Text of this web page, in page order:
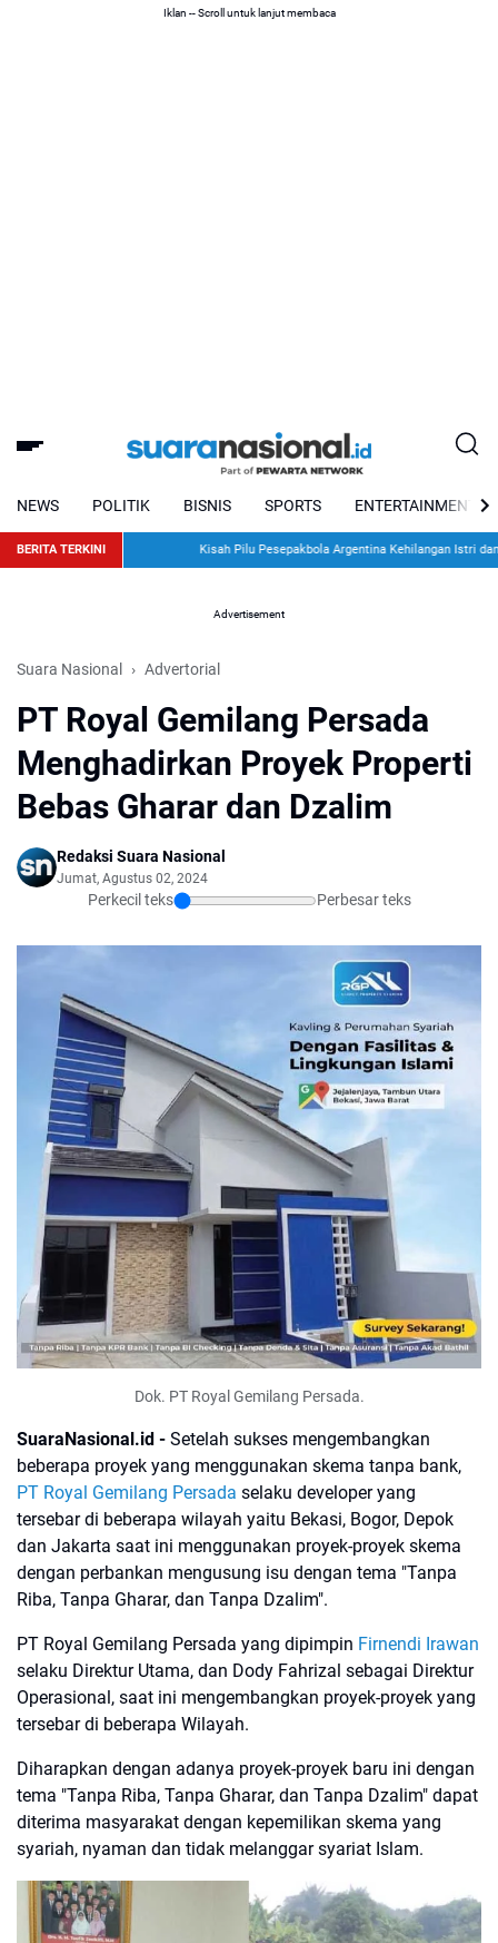
Iklan -- Scroll untuk lanjut membaca
NEWS POLITIK BISNIS SPORTS ENTERTAINMENT
BERITA TERKINI Kisah Pilu Pesepakbola Argentina Kehilangan Istri dan Dua
Advertisement
Suara Nasional Advertorial
PT Royal Gemilang Persada
Menghadirkan Proyek Properti
Bebas Gharar dan Dzalim
Redaksi Suara Nasional
Jumat, Agustus 02, 2024
Perkecil teks Perbesar teks
Dok. PT Royal Gemilang Persada.
SuaraNasional.id - Setelah sukses mengembangkan
beberapa proyek yang menggunakan skema tanpa bank,
PT Royal Gemilang Persada selaku developer yang
tersebar di beberapa wilayah yaitu Bekasi, Bogor, Depok
dan Jakarta saat ini menggunakan proyek-proyek skema
dengan perbankan mengusung isu dengan tema "Tanpa
Riba, Tanpa Gharar, dan Tanpa Dzalim".
PT Royal Gemilang Persada yang dipimpin Firnendi Irawan
selaku Direktur Utama, dan Dody Fahrizal sebagai Direktur
Operasional, saat ini mengembangkan proyek-proyek yang
tersebar di beberapa Wilayah.
Diharapkan dengan adanya proyek-proyek baru ini dengan
tema "Tanpa Riba, Tanpa Gharar, dan Tanpa Dzalim" dapat
diterima masyarakat dengan kepemilikan skema yang
syariah, nyaman dan tidak melanggar syariat Islam.